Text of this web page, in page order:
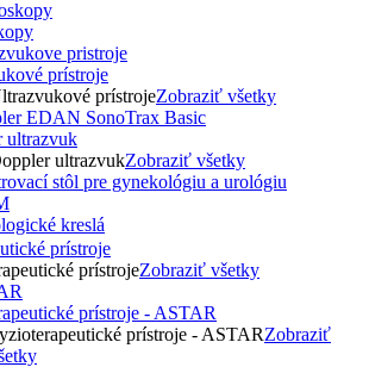
prístroje
prístrojeZobraziť všetky
ultrazvuk
ultrazvukZobraziť všetky
kreslá
prístroje
prístrojeZobraziť všetky
prístroje - ASTAR
prístroje - ASTARZobraziť